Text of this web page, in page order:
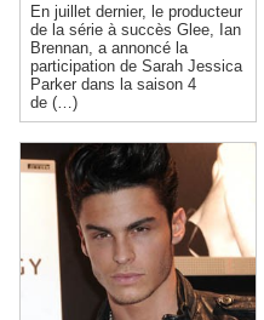
En juillet dernier, le producteur
de la série à succès Glee, Ian
Brennan, a annoncé la
participation de Sarah Jessica
Parker dans la saison 4
de (…)